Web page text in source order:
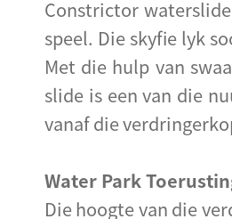
Constrictor
speel. Die skyfie lyk
Met die hulp van
slide is een van die
vanaf die
Water Park
Die hoogte van die